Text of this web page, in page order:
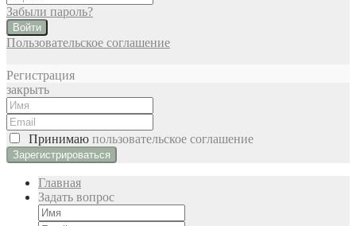
Забыли пароль?
Войти
Пользовательское соглашение
Регистрация
закрыть
Принимаю пользовательское соглашение
Главная
Задать вопрос